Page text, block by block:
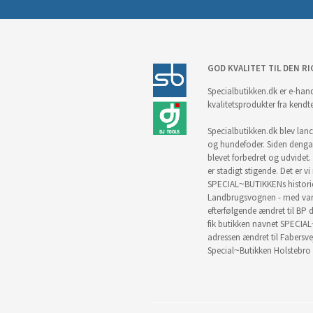
GOD KVALITET TIL DEN
Specialbutikken.dk er e-
kvalitetsprodukter fra
Specialbutikken.dk blev
og hundefoder. Siden
blevet forbedret og
er stadigt stigende. Det er
SPECIAL~BUTIKKENs
Landbrugsvognen - med
efterfølgende ændret til BP
fik butikken navnet
adressen ændret til
Special~Butikken Holstebro